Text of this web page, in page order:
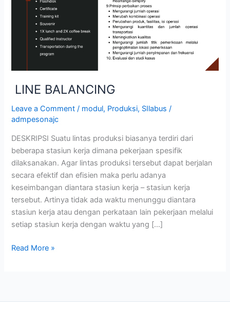
LINE BALANCING
Leave a Comment / modul, Produksi, SIlabus /
admpesonajc
DESKRIPSI Suatu lintas produksi biasanya terdiri dari
beberapa stasiun kerja dimana pekerjaan spesifik
dilaksanakan. Agar lintas produksi tersebut dapat berjalan
secara efektif dan efisien maka perlu adanya
keseimbangan diantara stasiun kerja – stasiun kerja
tersebut. Artinya tidak ada waktu menunggu diantara
stasiun kerja atau dengan perkataan lain pekerjaan melalui
setiap stasiun kerja dengan waktu yang […]
Read More »